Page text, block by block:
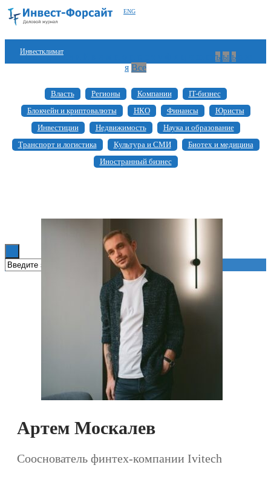
ENG
Инвестклимат
Инвестиции
Блокчейн
Стартапы
а б в г д е ж ъ ы ь
я Все
Власть Регионы Компании
IT-бизнес
Блокчейн и криптовалюты
НКО Финансы
Юристы
Инвестиции
Недвижимость
Наука и образование
Транспорт и логистика
Культура и СМИ
Биотех и медицина
Иностранный бизнес
Артем Москалев
Сооснователь финтех-компании Ivitech